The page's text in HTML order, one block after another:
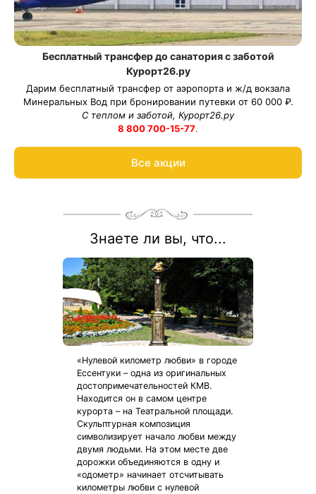
Бесплатный трансфер до санатория с заботой
Курорт26.ру
Дарим бесплатный трансфер от аэропорта и ж/д вокзала
Минеральных Вод при бронировании путевки от 60 000 ₽.
С теплом и заботой, Курорт26.ру
8 800 700-15-77.
Все акции
Знаете ли вы, что...
«Нулевой километр любви» в городе
Ессентуки – одна из оригинальных
достопримечательностей КМВ.
Находится он в самом центре
курорта – на Театральной площади.
Скульптурная композиция
символизирует начало любви между
двумя людьми. На этом месте две
дорожки объединяются в одну и
«одометр» начинает отсчитывать
километры любви с нулевой